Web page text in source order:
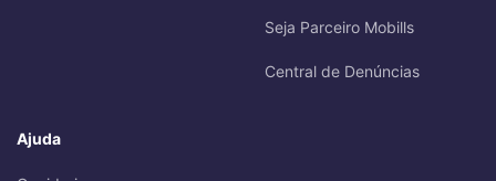
Seja Parceiro Mobills
Central de Denúncias
Ajuda